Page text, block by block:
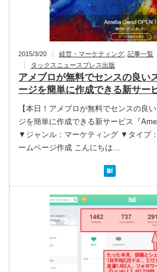
2015/3/20 経営・マーケティング 記事一覧
タックスニュースプレス出版
アメブロが無料でセンスの良い
ージを簡単に作成できる新サー
【本日！アメブロが無料でセンスの良
ジを簡単に作成できる新サービス『
▼ジャンル：マーケティング ▼タイプ
ームページ作成 こんにちは…